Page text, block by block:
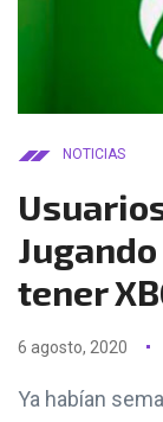
NOTICIAS
tener
6 agosto, 2020
Ya habían